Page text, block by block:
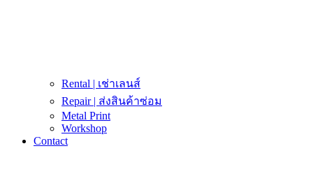
Rental | เช่าเลนส์
Repair | ส่งสินค้าซ่อม
Metal Print
Workshop
Contact